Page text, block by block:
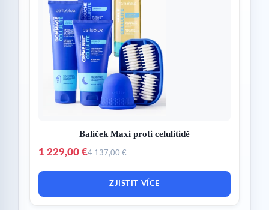
Balíček Maxi proti celulitidě
1 229,00 €4 137,00 €
ZJISTIT VÍCE